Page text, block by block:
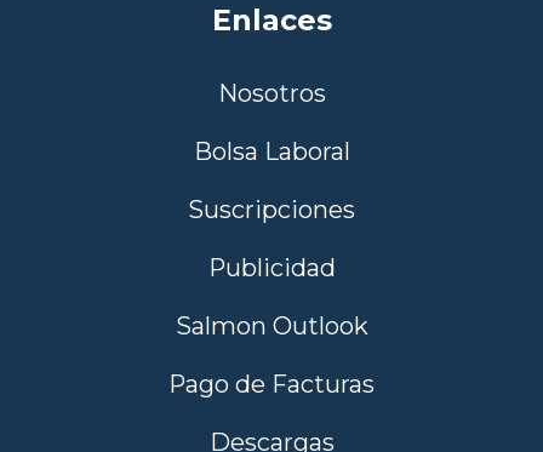
Enlaces
Nosotros
Bolsa Laboral
Suscripciones
Publicidad
Salmon Outlook
Pago de Facturas
Descargas